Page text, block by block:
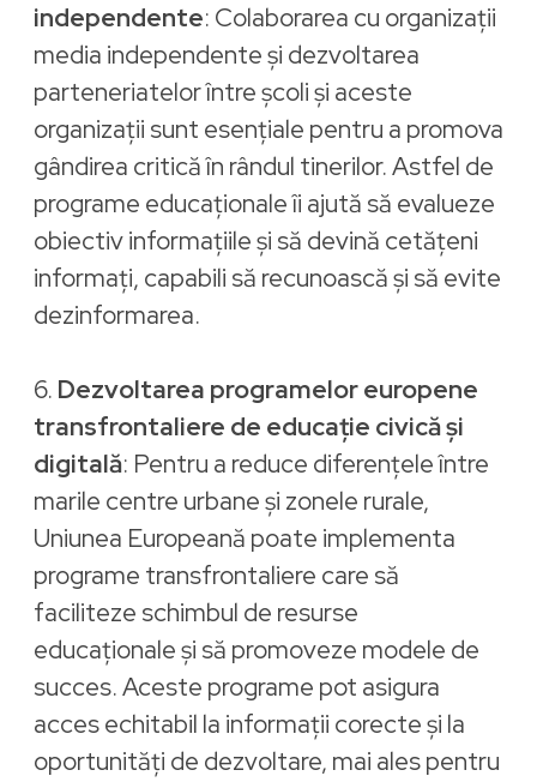
independente: Colaborarea cu organizații
media independente și dezvoltarea
parteneriatelor între școli și aceste
organizații sunt esențiale pentru a promova
gândirea critică în rândul tinerilor. Astfel de
programe educaționale îi ajută să evalueze
obiectiv informațiile și să devină cetățeni
informați, capabili să recunoască și să evite
dezinformarea.
6. Dezvoltarea programelor europene
transfrontaliere de educație civică și
digitală: Pentru a reduce diferențele între
marile centre urbane și zonele rurale,
Uniunea Europeană poate implementa
programe transfrontaliere care să
faciliteze schimbul de resurse
educaționale și să promoveze modele de
succes. Aceste programe pot asigura
acces echitabil la informații corecte și la
oportunități de dezvoltare, mai ales pentru